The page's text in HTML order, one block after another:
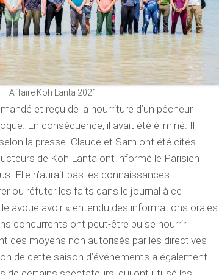
Affaire Koh Lanta 2021
et reçu de la nourriture d’un pêcheur
En conséquence, il avait été éliminé. Il
la presse. Claude et Sam ont été cités
de Koh Lanta ont informé le Parisien
Elle n’aurait pas les connaissances
ou réfuter les faits dans le journal à ce
avoue avoir « entendu des informations orales
concurrents ont peut-être pu se nourrir
des moyens non autorisés par les directives
de cette saison d’événements a également